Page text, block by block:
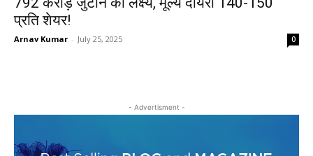
प्रति शेयर!
Arnav Kumar - July 25, 2025 0
- Advertisment -